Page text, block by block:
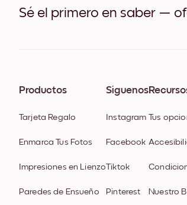
Sé el primero en saber —
Productos
Tarjeta Regalo
Enmarca Tus Fotos
Impresiones en Lienzo
Paredes de Ensueño
Síguenos
Instagram
Facebook
Tiktok
Pinterest
Tus
Nuestro